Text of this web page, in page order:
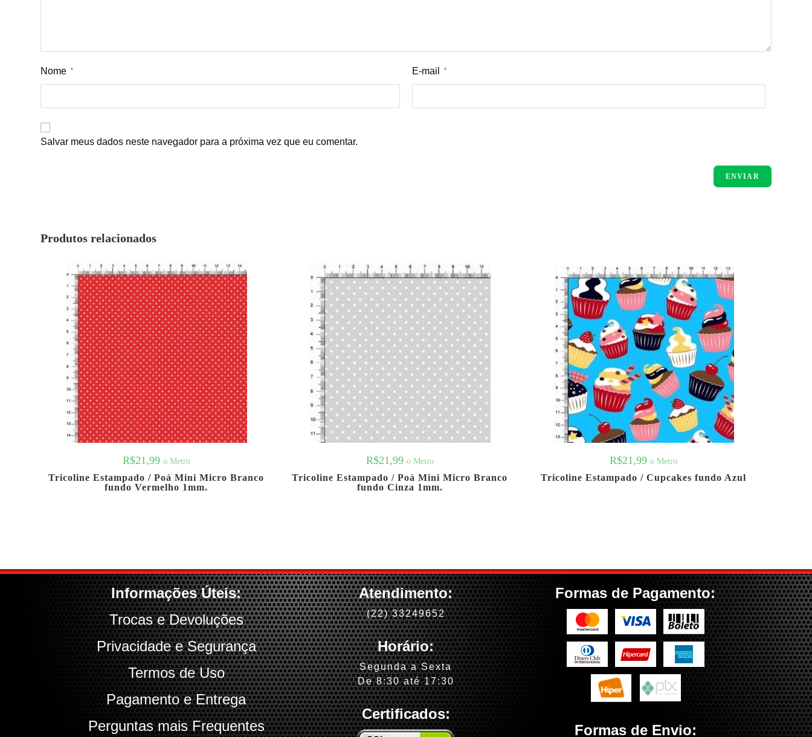
Nome * E-mail *
Salvar meus dados neste navegador para a próxima vez que eu comentar.
Produtos relacionados
R$21,99 o Metro
Tricoline Estampado / Poá Mini Micro Branco
fundo Vermelho 1mm.
R$21,99 o Metro
Tricoline Estampado / Poá Mini Micro Branco
fundo Cinza 1mm.
R$21,99 o Metro
Tricoline Estampado / Cupcakes fundo Azul
Informações Úteis:
Trocas e Devoluções
Privacidade e Segurança
Termos de Uso
Pagamento e Entrega
Perguntas mais Frequentes
Atendimento:
(22) 33249652
Horário:
Segunda a Sexta
De 8:30 até 17:30
Certificados:
Formas de Pagamento:
Formas de Envio: